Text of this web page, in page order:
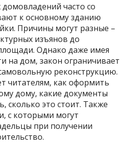
часто со
к основному зданию
Причины могут разные –
изъянов до
Однако даже имея
на дом, закон ограничивает
реконструкцию.
читателям, как оформить
дому, какие документы
сколько это стоит. Также
с которыми могут
при получении